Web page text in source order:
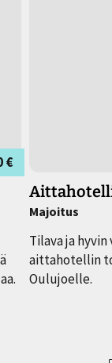
€
Majoitus
Tilava ja
aittahotellin
Oulujoelle.